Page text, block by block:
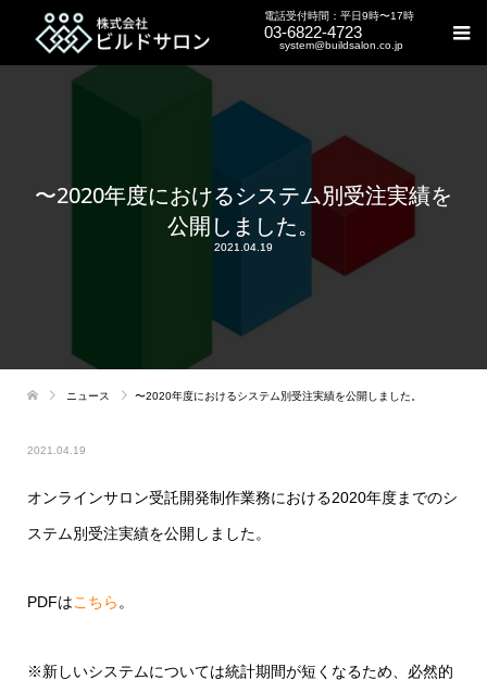
電話受付時間：平日9時〜17時
03-6822-4723
system@buildsalon.co.jp
〜2020年度におけるシステム別受注実績を
公開しました。
2021.04.19
ニュース 〜2020年度におけるシステム別受注実績を公開しました。
2021.04.19
オンラインサロン受託開発制作業務における2020年度までのシ
ステム別受注実績を公開しました。
PDFはこちら。
※新しいシステムについては統計期間が短くなるため、必然的